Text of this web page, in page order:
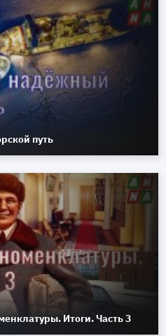
путь
Итоги. Часть 3